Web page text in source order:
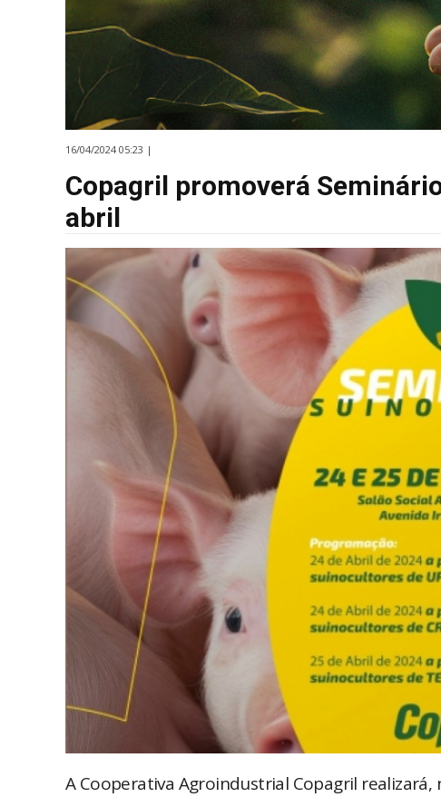
16/04/2024 05:23 |
Copagril promoverá
abril
A Cooperativa Agroindustrial Copagril